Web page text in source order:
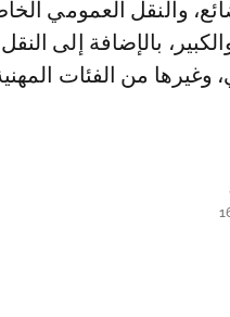
والنقل العمومي
بالإضافة إلى
وغيرها من الفئات